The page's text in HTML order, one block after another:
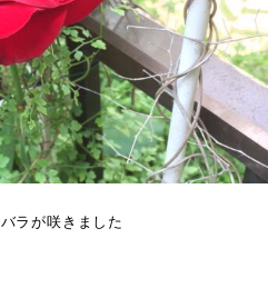
バラが咲きました